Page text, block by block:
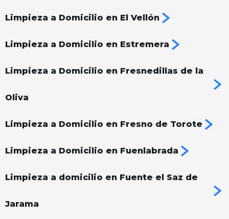
Limpieza a Domicilio en El Vellón
Limpieza a Domicilio en Estremera
Limpieza a Domicilio en Fresnedillas de la
Oliva
Limpieza a Domicilio en Fresno de Torote
Limpieza a Domicilio en Fuenlabrada
Limpieza a domicilio en Fuente el Saz de
Jarama